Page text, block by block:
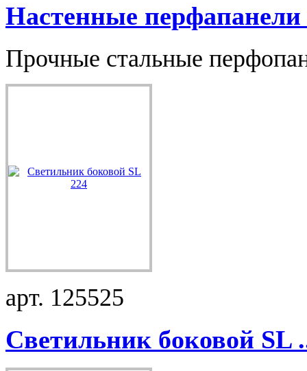
Настенные перфапанели
Прочные стальные
арт. 125525
Светильник боковой SL